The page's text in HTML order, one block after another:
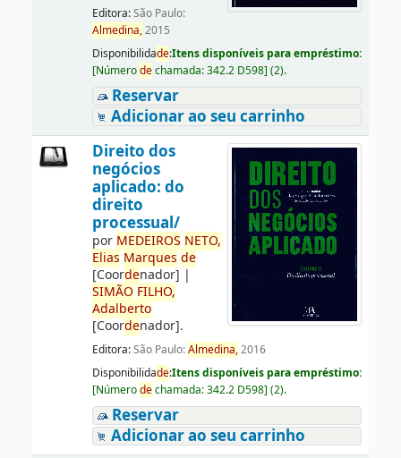
Editora:São Paulo:
Almedina,2015
Disponibilidade:Itens disponíveis para empréstimo:
[Númerodechamada:342.2 D598] (2).
Reservar
Adicionar ao seu carrinho
Direito dos
negócios
aplicado: do
direito
processual/
por MEDEIROS NETO,
Elias Marques de
[Coordenador] |
SIMÃO FILHO,
Adalberto
[Coordenador].
Editora:São Paulo:Almedina,2016
Disponibilidade:Itens disponíveis para empréstimo:
[Númerodechamada:342.2 D598] (2).
Reservar
Adicionar ao seu carrinho